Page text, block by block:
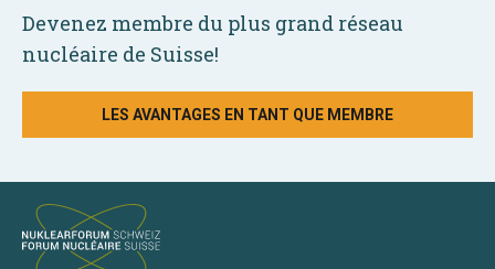
Devenez membre du plus grand réseau
nucléaire de Suisse!
LES AVANTAGES EN TANT QUE MEMBRE